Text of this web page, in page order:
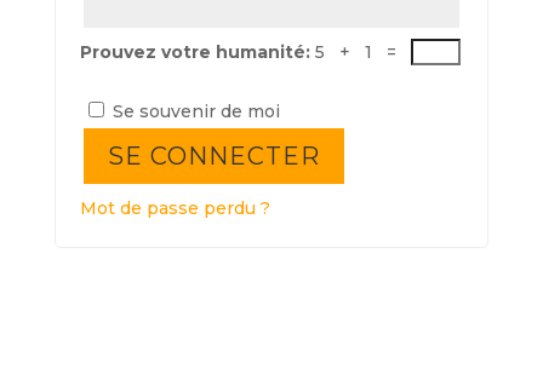
Prouvez votre humanité: 5 + 1 =
Se souvenir de moi
SE CONNECTER
Mot de passe perdu ?